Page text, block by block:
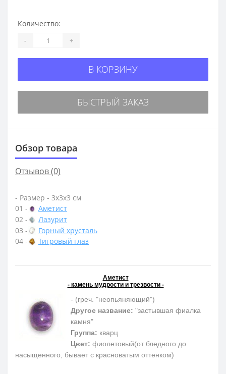
Количество:
- +
В КОРЗИНУ
БЫСТРЫЙ ЗАКАЗ
Обзор товара
Отзывов (0)
- Размер - 3х3х3 см
01 -
Аметист
02 -
Лазурит
03 -
Горный хрусталь
04 -
Тигровый глаз
Аметист
- камень мудрости и трезвости -
- (греч. "неопьяняющий")
Другое название: "застывшая фиалка
камня"
Группа: кварц
Цвет: фиолетовый(от бледного до
насыщенного, бывает с красноватым оттенком)